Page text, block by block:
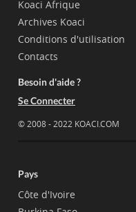
Koaci Afrique
Archives Koaci
Conditions d'utilisation
Contacts
Besoin d'aide ?
Se Connecter
© 2008 - 2022 KOACI.COM
Pays
Côte d'Ivoire